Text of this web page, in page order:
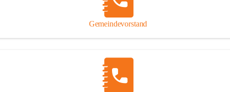
Gemeindevorstand